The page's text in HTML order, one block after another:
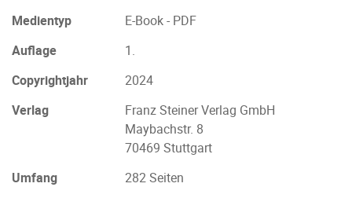
Medientyp
E-Book - PDF
Auflage
1.
Copyrightjahr
2024
Verlag
Franz Steiner Verlag GmbH
Maybachstr. 8
70469 Stuttgart
Umfang
282 Seiten